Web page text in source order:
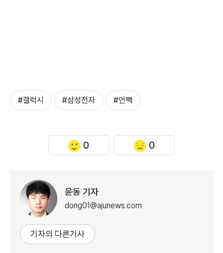
#갤럭시 #삼성전자 #언팩
0 0
윤동 기자
dong01@ajunews.com
기자의 다른기사